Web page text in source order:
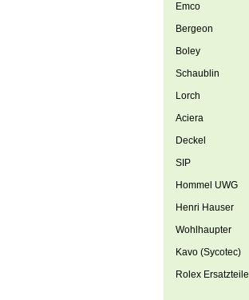
Emco
Bergeon
Boley
Schaublin
Lorch
Aciera
Deckel
SIP
Hommel UWG
Henri Hauser
Wohlhaupter
Kavo (Sycotec)
Rolex Ersatzteile